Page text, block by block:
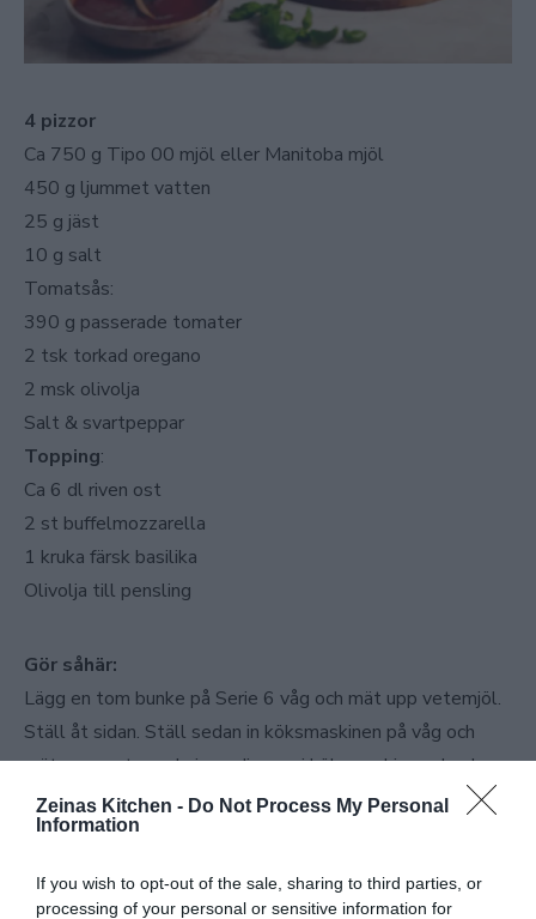
Zeinas Kitchen - Do Not Process My Personal
Information
If you wish to opt-out of the sale, sharing to third parties, or
processing of your personal or sensitive information for
4 pizzor
Ca 750 g Tipo 00 mjöl eller Manitoba mjöl
450 g ljummet vatten
25 g jäst
10 g salt
Tomatsås:
390 g passerade tomater
2 tsk torkad oregano
2 msk olivolja
Salt & svartpeppar
Topping:
Ca 6 dl riven ost
2 st buffelmozzarella
1 kruka färsk basilika
Olivolja till pensling
Gör såhär:
Lägg en tom bunke på Serie 6 våg och mät upp vetemjöl.
Ställ åt sidan. Ställ sedan in köksmaskinen på våg och
mät upp resterande ingredienser i köksmaskinens bunke.
Häll i ljummet vatten, smula i jäst, tillsätt olivolja och
salt. Lös upp jästen och vänd sedan i mjölet. Ställ in
perfektion. När maskinen är klar låter du degen vila i